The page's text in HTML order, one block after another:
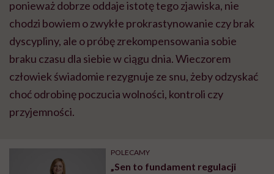
ponieważ dobrze oddaje istotę tego zjawiska, nie
chodzi bowiem o zwykłe prokrastynowanie czy brak
dyscypliny, ale o próbę zrekompensowania sobie
braku czasu dla siebie w ciągu dnia. Wieczorem
człowiek świadomie rezygnuje ze snu, żeby odzyskać
choć odrobinę poczucia wolności, kontroli czy
przyjemności.
POLECAMY
„Sen to fundament regulacji